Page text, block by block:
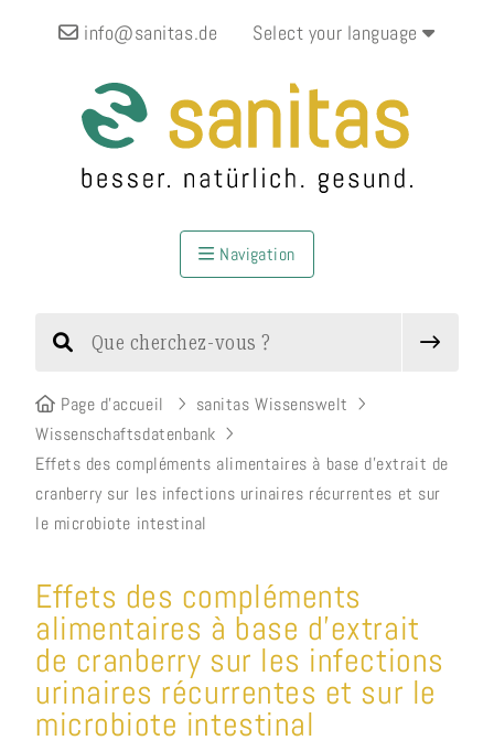
info@sanitas.de Select your language
Navigation
Page d’accueil
sanitas Wissenswelt
Wissenschaftsdatenbank
Effets des compléments alimentaires à base d’extrait de
cranberry sur les infections urinaires récurrentes et sur
le microbiote intestinal
Effets des compléments
alimentaires à base d’extrait
de cranberry sur les infections
urinaires récurrentes et sur le
microbiote intestinal